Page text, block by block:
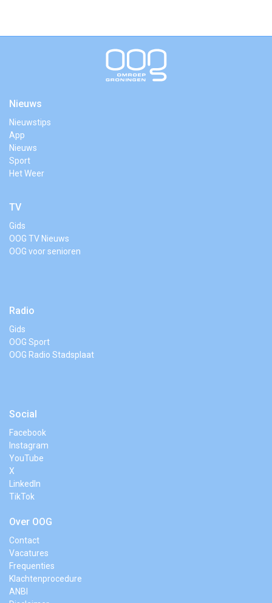
Nieuws
Nieuwstips
App
Nieuws
Sport
Het Weer
TV
Gids
OOG TV Nieuws
OOG voor senioren
Radio
Gids
OOG Sport
OOG Radio Stadsplaat
Social
Facebook
Instagram
YouTube
X
LinkedIn
TikTok
Over OOG
Contact
Vacatures
Frequenties
Klachtenprocedure
ANBI